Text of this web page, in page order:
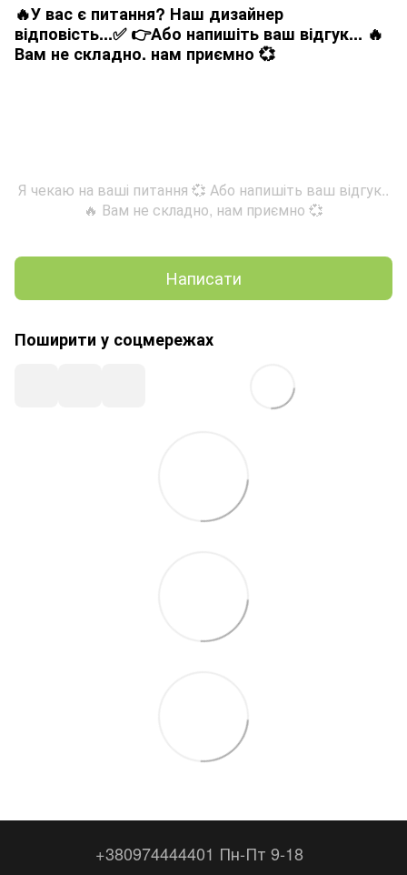
🔥У вас є питання? Наш дизайнер
відповість...✅ 👉Або напишіть ваш відгук... 🔥
Вам не складно. нам приємно 💞
Я чекаю на ваші питання 💞 Або напишіть ваш відгук..
🔥 Вам не складно, нам приємно 💞
Написати
Поширити у соцмережах
+380974444401 Пн-Пт 9-18